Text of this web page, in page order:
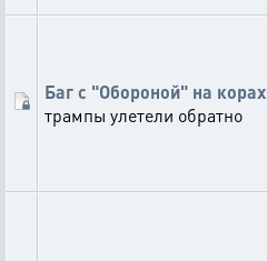
Баг с "Обороной" на корах
трампы улетели обратно